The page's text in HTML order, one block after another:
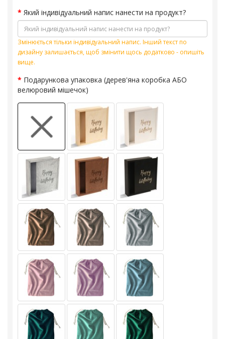
Який індивідуальний напис нанести на продукт?
Змінюється тільки індивідуальний напис. Інший текст по
дизайну залишається, щоб змінити щось додатково - опишіть
вище.
Подарункова упаковка (дерев'яна коробка АБО
велюровий мішечок)